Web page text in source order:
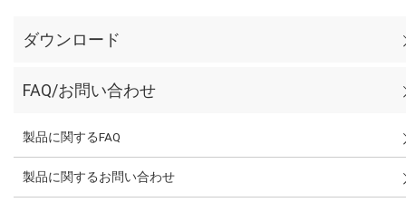
ダウンロード
FAQ/お問い合わせ
製品に関するFAQ
製品に関するお問い合わせ